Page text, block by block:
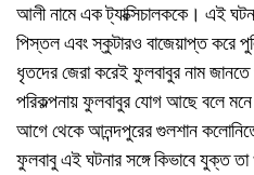
আলী নামে এক ট্যাক্সিচালককে। এই
পিস্তল এবং স্কুটারও বাজেয়াপ্ত করে
ধৃতদের জেরা করেই ফুলবাবুর নাম জানতে
পরিকল্পনায় ফুলবাবুর যোগ আছে বলে
আগে থেকে আনন্দপুরের গুলশান
ফুলবাবু এই ঘটনার সঙ্গে কিভাবে যুক্ত